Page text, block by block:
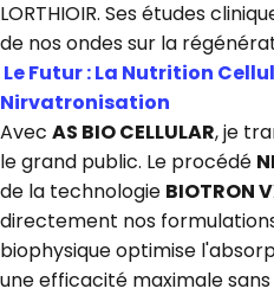
LORTHIOIR. Ses études
de nos ondes sur la
Le Futur : La Nutrition
Nirvatronisation
Avec AS BIO CELLULAR, je
le grand public. Le procédé
de la technologie BIOTRON
directement nos
biophysique optimise
une efficacité maximale sans